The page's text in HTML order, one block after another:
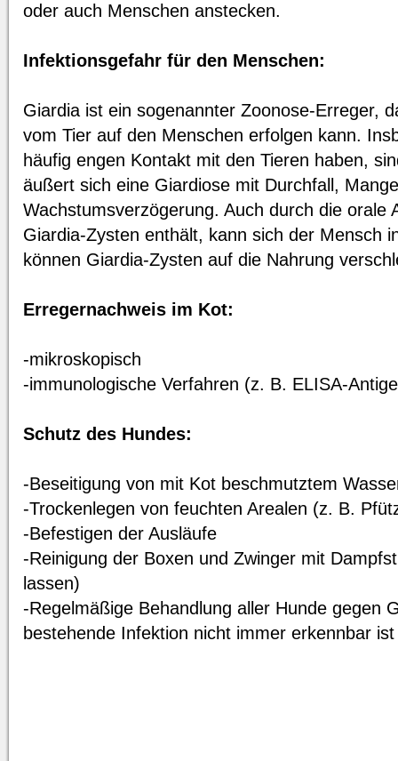
oder auch Menschen anstecken.
Infektionsgefahr für den Menschen:
Giardia ist ein sogenannter Zoonose-Erreger,
vom Tier auf den Menschen erfolgen kann.
häufig engen Kontakt mit den Tieren haben,
äußert sich eine Giardiose mit Durchfall,
Wachstumsverzögerung. Auch durch die orale
Giardia-Zysten enthält, kann sich der Mensch
können Giardia-Zysten auf die Nahrung
Erregernachweis im Kot:
-mikroskopisch
-immunologische Verfahren (z. B. ELISA-
Schutz des Hundes:
-Beseitigung von mit Kot beschmutztem
-Trockenlegen von feuchten Arealen (z. B.
-Befestigen der Ausläufe
-Reinigung der Boxen und Zwinger mit
lassen)
-Regelmäßige Behandlung aller Hunde gegen
bestehende Infektion nicht immer erkennbar ist